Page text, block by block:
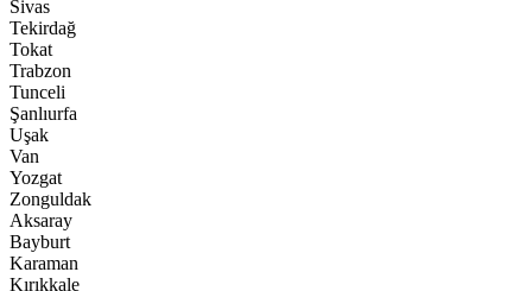
Sivas
Tekirdağ
Tokat
Trabzon
Tunceli
Şanlıurfa
Uşak
Van
Yozgat
Zonguldak
Aksaray
Bayburt
Karaman
Kırıkkale